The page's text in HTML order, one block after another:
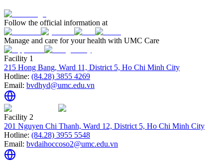
Follow the official information at
Manage and care for your health with UMC Care
Facility 1
215 Hong Bang, Ward 11, District 5, Ho Chi Minh City
Hotline: (84.28) 3855 4269
Email: bvdhyd@umc.edu.vn
Facility 2
201 Nguyen Chi Thanh, Ward 12, District 5, Ho Chi Minh City
Hotline: (84.28) 3955 5548
Email: bvdaihoccoso2@umc.edu.vn